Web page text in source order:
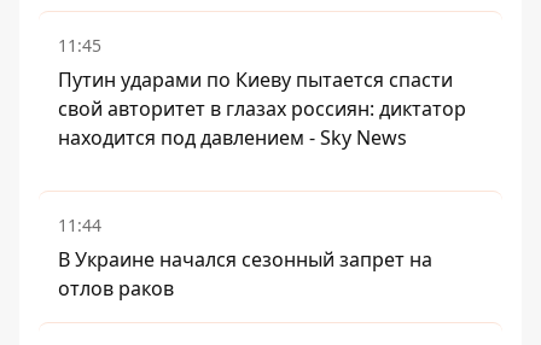
11:45
Путин ударами по Киеву пытается спасти
свой авторитет в глазах россиян: диктатор
находится под давлением - Sky News
11:44
В Украине начался сезонный запрет на
отлов раков